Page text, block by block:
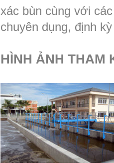
xác bùn cùng với
chuyên dụng, định
HÌNH ẢNH THAM